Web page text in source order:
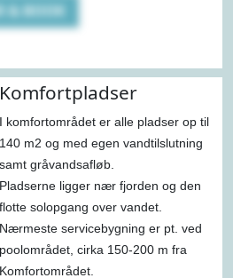
& BOOK
Komfortpladser
I komfortområdet er alle pladser op til
140 m2 og med egen vandtilslutning
samt gråvandsafløb.
Pladserne ligger nær fjorden og den
flotte solopgang over vandet.
Nærmeste servicebygning er pt. ved
poolområdet, cirka 150-200 m fra
Komfortområdet.